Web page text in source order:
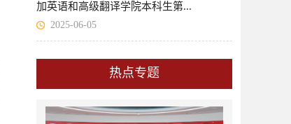
加英语和高级翻译学院本科生第...
2025-06-05
热点专题